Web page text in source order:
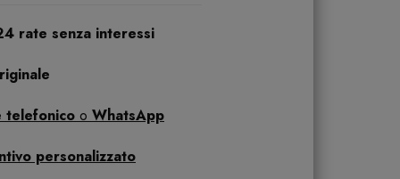
rate senza interessi
telefonico o WhatsApp
personalizzato